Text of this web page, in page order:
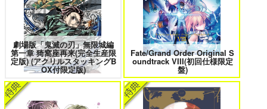
花金ラブアクシデント! 絶対ど～しても楽していきたいっ!
劇場版「鬼滅の刃」無限城編
第一章 猗窩座再来(完全生産限
定版) (アクリルスタッキングB
OX付限定版)
Fate/Grand Order Original S
oundtrack VIII(初回仕様限定
盤)